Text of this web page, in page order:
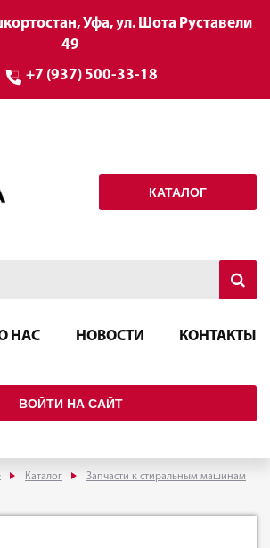
Уфа, ул. Шота Руставели
49
+7 (937) 500-33-18
КАТАЛОГ
НАС НОВОСТИ КОНТАКТЫ
ВОЙТИ НА САЙТ
Каталог
Запчасти к стиральным машинам